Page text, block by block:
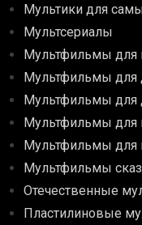
Мультики для
Мультсериалы
Мультфильмы для
Мультфильмы для
Мультфильмы для
Мультфильмы для
Мультфильмы для
Мультфильмы
Отечественные
Пластилиновые